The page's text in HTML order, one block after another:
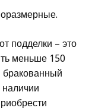
подделки – это
меньше 150
бракованный